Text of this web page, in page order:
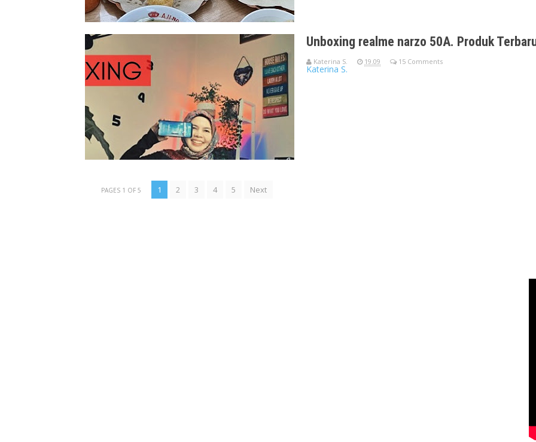
Unboxing realme narzo 50A. Produk
Katerina S. 19.09 15 Comments
Katerina S.
PAGES 1 OF 5 1 2 3 4 5 Next